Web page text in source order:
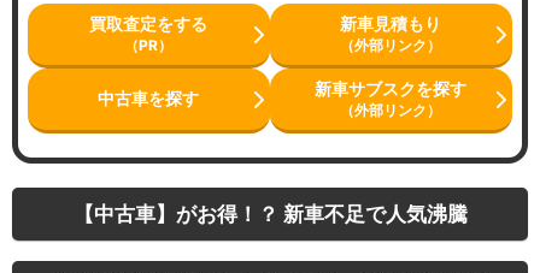
買取査定をする
（PR）
新車見積もり
（外部リンク）
中古車を探す 新車サブスクを探す
（外部リンク）
【中古車】がお得！？ 新車不足で人気沸騰